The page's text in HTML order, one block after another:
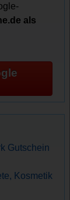
als
Gutschein
Kosmetik